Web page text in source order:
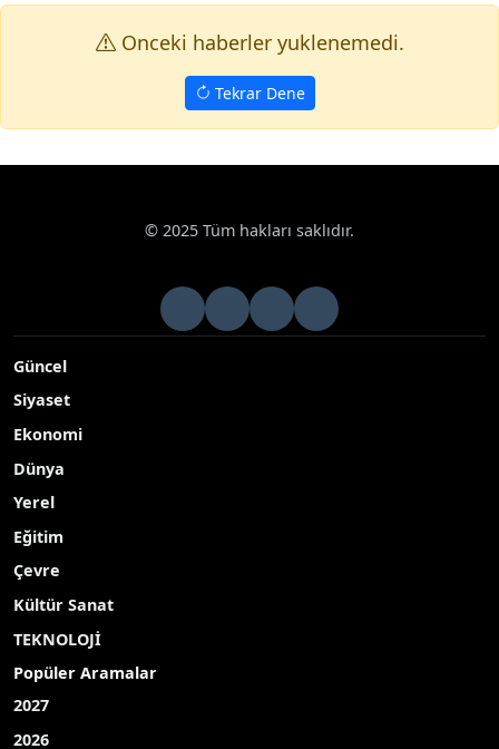
Onceki haberler yuklenemedi.
Tekrar Dene
© 2025 Tüm hakları saklıdır.
Güncel
Siyaset
Ekonomi
Dünya
Yerel
Eğitim
Çevre
Kültür Sanat
TEKNOLOJİ
Popüler Aramalar
2027
2026